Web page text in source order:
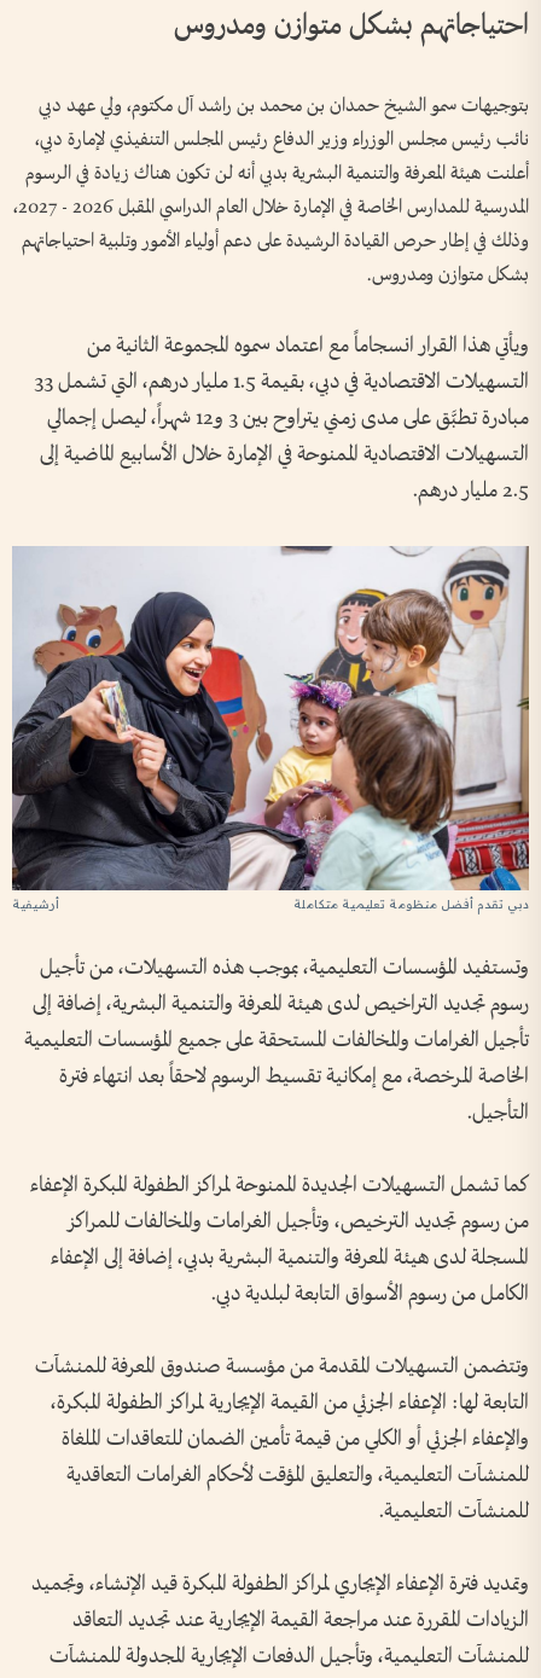
احتياجاتهم بشكل متوازن ومدروس
بتوجيهات سمو الشيخ حمدان بن محمد بن راشد آل مكتوم، ولي عهد دبي
نائب رئيس مجلس الوزراء وزير الدفاع رئيس المجلس التنفيذي لإمارة دبي،
أعلنت هيئة المعرفة والتنمية البشرية بدبي أنه لن تكون هناك زيادة في الرسوم
المدرسية للمدارس الخاصة في الإمارة خلال العام الدراسي المقبل 2026 - 2027،
وذلك في إطار حرص القيادة الرشيدة على دعم أولياء الأمور وتلبية احتياجاتهم
بشكل متوازن ومدروس.
ويأتي هذا القرار انسجاماً مع اعتماد سموه المجموعة الثانية من
التسهيلات الاقتصادية في دبي، بقيمة 1.5 مليار درهم، التي تشمل 33
مبادرة تطبَّق على مدى زمني يتراوح بين 3 و12 شهراً، ليصل إجمالي
التسهيلات الاقتصادية الممنوحة في الإمارة خلال الأسابيع الماضية إلى
2.5 مليار درهم.
أرشيفية دبي تقدم أفضل منظومة تعليمية متكاملة
وتستفيد المؤسسات التعليمية، بموجب هذه التسهيلات، من تأجيل
رسوم تجديد التراخيص لدى هيئة المعرفة والتنمية البشرية، إضافة إلى
تأجيل الغرامات والمخالفات المستحقة على جميع المؤسسات التعليمية
الخاصة المرخصة، مع إمكانية تقسيط الرسوم لاحقاً بعد انتهاء فترة
التأجيل.
كما تشمل التسهيلات الجديدة الممنوحة لمراكز الطفولة المبكرة الإعفاء
من رسوم تجديد الترخيص، وتأجيل الغرامات والمخالفات للمراكز
المسجلة لدى هيئة المعرفة والتنمية البشرية بدبي، إضافة إلى الإعفاء
الكامل من رسوم الأسواق التابعة لبلدية دبي.
وتتضمن التسهيلات المقدمة من مؤسسة صندوق المعرفة للمنشآت
التابعة لها: الإعفاء الجزئي من القيمة الإيجارية لمراكز الطفولة المبكرة،
والإعفاء الجزئي أو الكلي من قيمة تأمين الضمان للتعاقدات الملغاة
للمنشآت التعليمية، والتعليق المؤقت لأحكام الغرامات التعاقدية
للمنشآت التعليمية.
وتمديد فترة الإعفاء الإيجاري لمراكز الطفولة المبكرة قيد الإنشاء، وتجميد
الزيادات المقررة عند مراجعة القيمة الإيجارية عند تجديد التعاقد
للمنشآت التعليمية، وتأجيل الدفعات الإيجارية المجدولة للمنشآت